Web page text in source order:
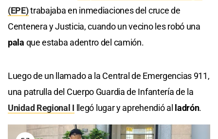
(EPE)trabajaba en inmediaciones del cruce de
Centenera y Justicia, cuando un vecino les robó una
pala que estaba adentro del camión.
Luego de un llamado a la Central de Emergencias 911,
una patrulla del Cuerpo Guardia de Infantería de la
Unidad Regional I llegó lugar y aprehendió al ladrón.